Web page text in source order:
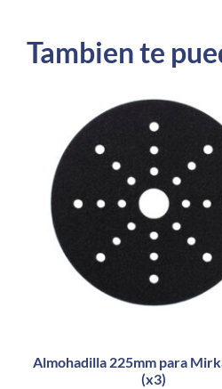
Tambien te
Almohadilla 225mm para
(x3)